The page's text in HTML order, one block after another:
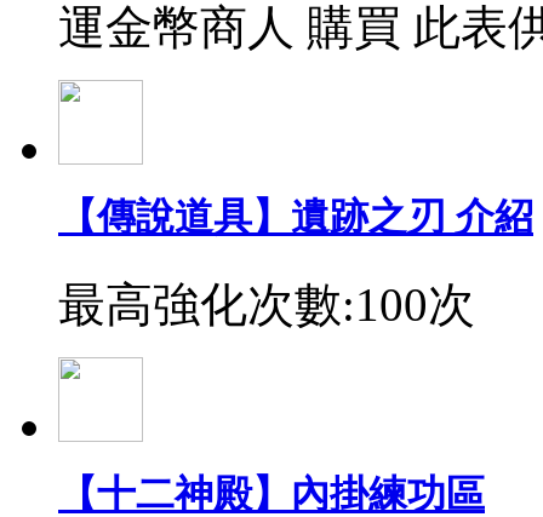
運金幣商人 購買 此表
【傳說道具】遺跡之刃 介紹
最高強化次數:100次
【十二神殿】內掛練功區